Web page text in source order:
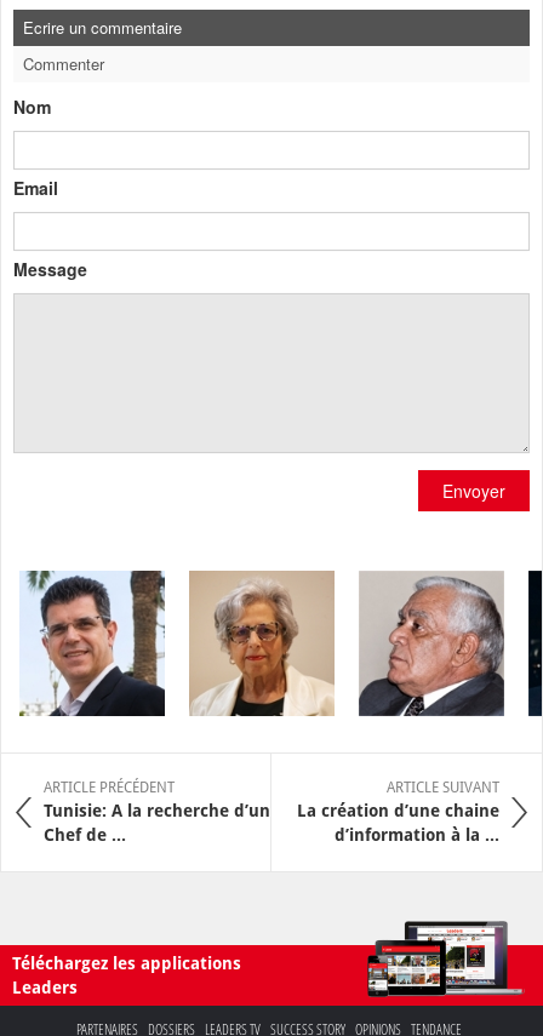
Ecrire un commentaire
Commenter
Nom
Email
Message
Envoyer
ARTICLE PRÉCÉDENT
Tunisie: A la recherche d’un
Chef de ...
ARTICLE SUIVANT
La création d’une chaine
d’information à la ...
Téléchargez les applications
Leaders
PARTENAIRES DOSSIERS LEADERS TV SUCCESS STORY OPINIONS TENDANCE